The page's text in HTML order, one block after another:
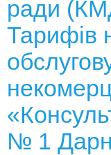
ради
Тарифів
№ 1